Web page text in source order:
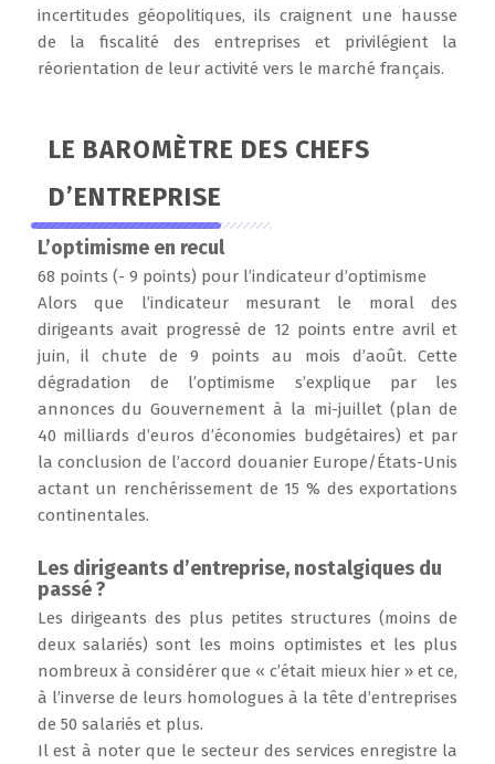
incertitudes géopolitiques, ils craignent une hausse
de la fiscalité des entreprises et privilégient la
réorientation de leur activité vers le marché français.
LE BAROMÈTRE DES CHEFS
D’ENTREPRISE
L’optimisme en recul
68 points (- 9 points) pour l’indicateur d’optimisme
Alors que l’indicateur mesurant le moral des
dirigeants avait progressé de 12 points entre avril et
juin, il chute de 9 points au mois d’août. Cette
dégradation de l’optimisme s’explique par les
annonces du Gouvernement à la mi-juillet (plan de
40 milliards d’euros d’économies budgétaires) et par
la conclusion de l’accord douanier Europe/États-Unis
actant un renchérissement de 15 % des exportations
continentales.
Les dirigeants d’entreprise, nostalgiques du
passé ?
Les dirigeants des plus petites structures (moins de
deux salariés) sont les moins optimistes et les plus
nombreux à considérer que « c’était mieux hier » et ce,
à l’inverse de leurs homologues à la tête d’entreprises
de 50 salariés et plus.
Il est à noter que le secteur des services enregistre la